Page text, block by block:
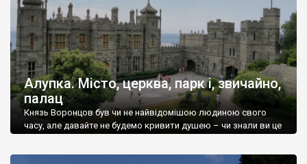
Алупка. Місто, церква, парк і, звичайно,
палац
Князь Воронцов був чи не найвідомішою людиною свого
часу, але давайте не будемо кривити душею – чи знали ви це